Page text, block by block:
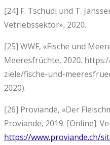
[24] F. Tschudi und T.
Vetriebssektor», 2020.
[25] WWF, «Fische und
Meeresfrüchte, 2020.
ziele/fische-und-
2020).
[26] Proviande, «Der
Proviande, 2019. [Online].
https://www.proviande.ch/